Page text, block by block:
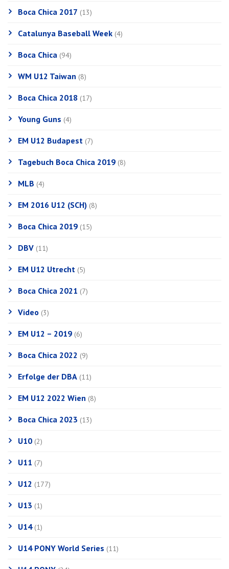
Boca Chica 2017 (13)
Catalunya Baseball Week (4)
Boca Chica (94)
WM U12 Taiwan (8)
Boca Chica 2018 (17)
Young Guns (4)
EM U12 Budapest (7)
Tagebuch Boca Chica 2019 (8)
MLB (4)
EM 2016 U12 (SCH) (8)
Boca Chica 2019 (15)
DBV (11)
EM U12 Utrecht (5)
Boca Chica 2021 (7)
Video (3)
EM U12 – 2019 (6)
Boca Chica 2022 (9)
Erfolge der DBA (11)
EM U12 2022 Wien (8)
Boca Chica 2023 (13)
U10 (2)
U11 (7)
U12 (177)
U13 (1)
U14(1)
U14 PONY World Series (11)